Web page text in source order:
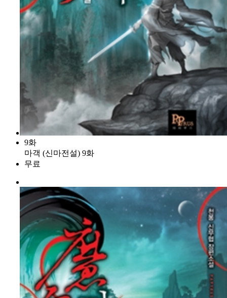
9화
마객 (신마전설) 9화
무료